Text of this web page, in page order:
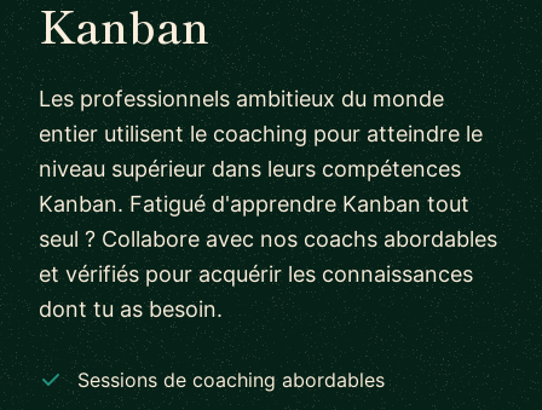
Kanban
Les professionnels ambitieux du monde
entier utilisent le coaching pour atteindre le
niveau supérieur dans leurs compétences
Kanban. Fatigué d'apprendre Kanban tout
seul ? Collabore avec nos coachs abordables
et vérifiés pour acquérir les connaissances
dont tu as besoin.
Sessions de coaching abordables